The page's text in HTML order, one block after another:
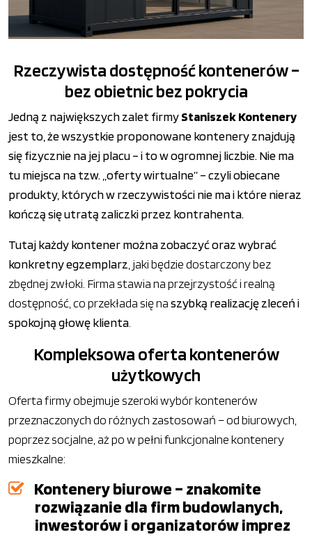
Rzeczywista dostępność kontenerów –
bez obietnic bez pokrycia
Jedną z największych zalet firmyStaniszek Kontenery
jest to, że wszystkie proponowane kontenery znajdują
się fizycznie na jej placu – i to w ogromnej liczbie. Nie ma
tu miejsca na tzw. „oferty wirtualne” – czyli obiecane
produkty, których w rzeczywistości nie ma i które nieraz
kończą się utratą zaliczki przez kontrahenta.
Tutaj każdy kontener można zobaczyć oraz wybrać
konkretny egzemplarz, jaki będzie dostarczony bez
zbędnej zwłoki. Firma stawia na przejrzystość i realną
dostępność, co przekłada się naszybką realizację zleceń i
spokojną głowę klienta.
Kompleksowa oferta kontenerów
użytkowych
Oferta firmy obejmuje szeroki wybór kontenerów
przeznaczonych do różnych zastosowań – od biurowych,
poprzez socjalne, aż po w pełni funkcjonalne kontenery
mieszkalne:
Kontenery biurowe – znakomite
rozwiązanie dla firm budowlanych,
inwestorów i organizatorów imprez